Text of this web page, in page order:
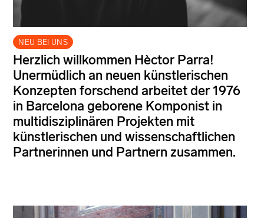
NEU BEI UNS
Herzlich willkommen Hèctor Parra!
Unermüdlich an neuen künstlerischen
Konzepten forschend arbeitet der 1976
in Barcelona geborene Komponist in
multidisziplinären Projekten mit
künstlerischen und wissenschaftlichen
Partnerinnen und Partnern zusammen.